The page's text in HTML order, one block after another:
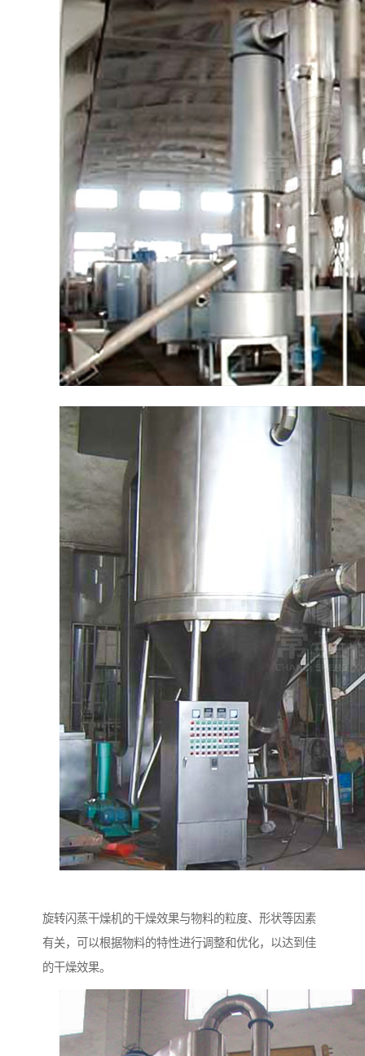
旋转闪蒸干燥机的干燥效果与物料的粒度、形状等因素
有关，可以根据物料的特性进行调整和优化，以达到佳
的干燥效果。